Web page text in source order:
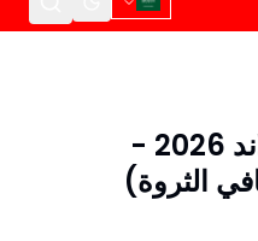
أغنى 10 رجال في تايلاند 2026 -
الثروة)